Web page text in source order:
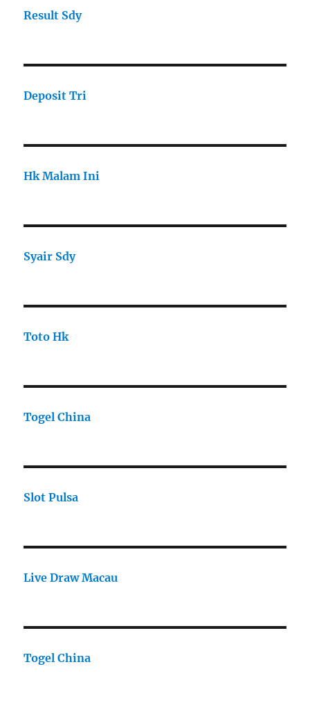
Result Sdy
Deposit Tri
Hk Malam Ini
Syair Sdy
Toto Hk
Togel China
Slot Pulsa
Live Draw Macau
Togel China